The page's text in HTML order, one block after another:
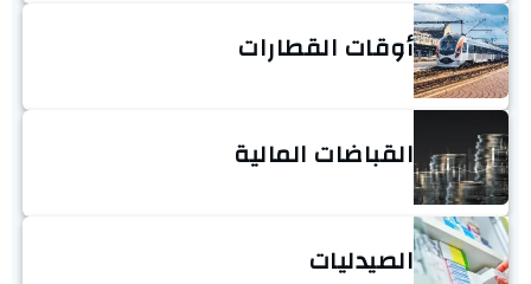
أوقات القطارات
القباضات المالية
الصيدليات